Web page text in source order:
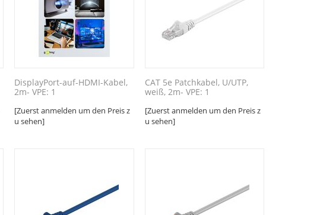
DisplayPort-auf-HDMI-Kabel,
2m- VPE: 1
[Zuerst anmelden um den Preis z
u sehen]
CAT 5e Patchkabel, U/UTP,
weiß, 2m- VPE: 1
[Zuerst anmelden um den Preis z
u sehen]